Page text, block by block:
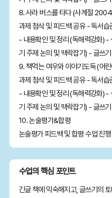
8. 사라 버스를 타다 (사계절
과제 첨삭 및 피드백 공유 - 독서
- 내용확인 및 정리 (독해력강화)
기 주제 논의 및 맥락잡기) - 글쓰
9. 책먹는 여우와 이야기도둑 (어
과제 첨삭 및 피드백 공유 - 독서
- 내용확인 및 정리 (독해력강화)
기 주제 논의 및 맥락잡기) - 글쓰
10. 논술평가&합평
논술평가 피드백 및 합평 수업 진행
수업의 핵심 포인트
긴글 책에 익숙해지고, 글쓰기의